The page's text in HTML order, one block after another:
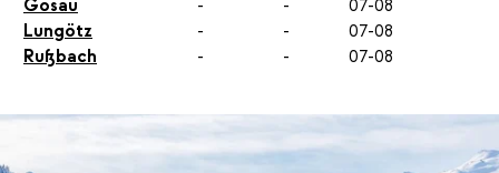
Gosau
- -
07-08
Lungötz
- -
07-08
Rußbach
- - 07-08